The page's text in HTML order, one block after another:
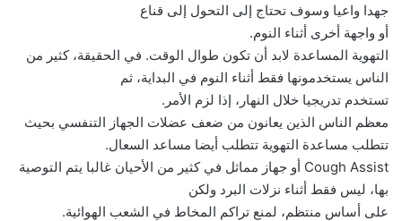
جهدا واعيا وسوف تحتاج إلى التحول إلى قناع
أو واجهة أخرى أثناء النوم.
التهوية المساعدة لابد أن تكون طوال الوقت. في الحقيقة، كثير من
الناس يستخدمونها فقط أثناء النوم في البداية، ثم
تستخدم تدريجيا خلال النهار، إذا لزم الأمر.
معظم الناس الذين يعانون من ضعف عضلات الجهاز التنفسي بحيث
تتطلب مساعدة التهوية تتطلب أيضا مساعد السعال.
Cough Assist أو جهاز مماثل في كثير من الأحيان غالبا يتم التوصية
بها، ليس فقط أثناء نزلات البرد ولكن
على أساس منتظم، لمنع تراكم المخاط في الشعب الهوائية.